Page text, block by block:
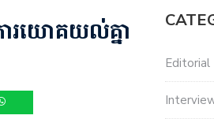
រយោគយល់គ្នា
Editorial